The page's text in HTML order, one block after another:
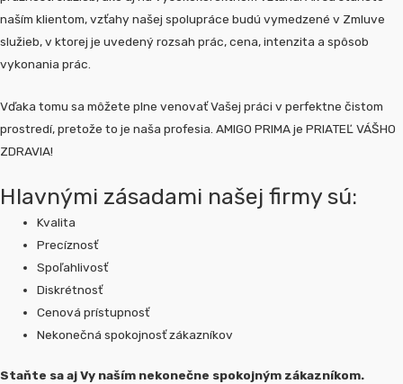
naším klientom, vzťahy našej spolupráce budú vymedzené v Zmluve
služieb, v ktorej je uvedený rozsah prác, cena, intenzita a spôsob
vykonania prác.
Vďaka tomu sa môžete plne venovať Vašej práci v perfektne čistom
prostredí, pretože to je naša profesia. AMIGO PRIMA je PRIATEĽ VÁŠHO
ZDRAVIA!
Hlavnými zásadami našej firmy sú:
Kvalita
Precíznosť
Spoľahlivosť
Diskrétnosť
Cenová prístupnosť
Nekonečná spokojnosť zákazníkov
Staňte sa aj Vy naším nekonečne spokojným zákazníkom.